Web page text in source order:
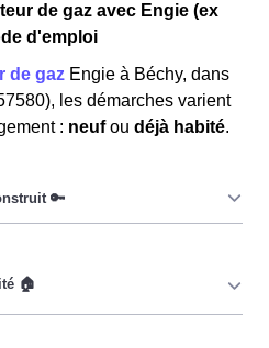
de gaz avec Engie (ex
d'emploi
de gaz Engie à Béchy, dans
les démarches varient
: neufou déjà habité.
d’abord